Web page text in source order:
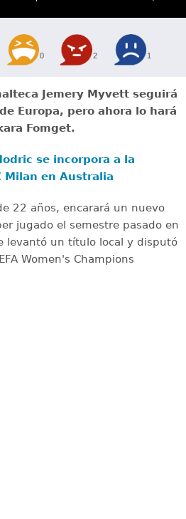
0 2 1
Jemery Myvett seguirá
Europa, pero ahora lo hará
Fomget.
se incorpora a la
Milan en Australia
22 años, encarará un nuevo
jugado el semestre pasado en
levantó un título local y disputó
Women's Champions